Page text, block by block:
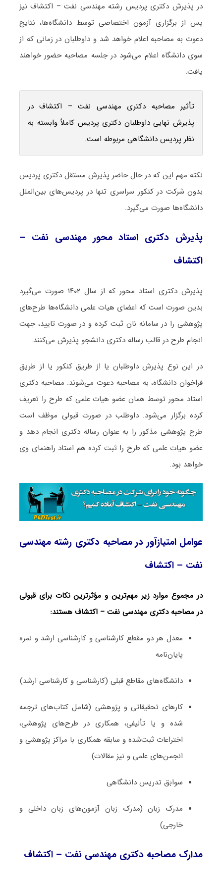
در پذیرش دکتری پردیس رشته مهندسی نفت – اکتشاف نیز
پس از برگزاری آزمون اختصاصی توسط دانشگاه‌ها، نتایج
دعوت به مصاحبه اعلام خواهد شد و داوطلبان در زمانی که از
سوی دانشگاه اعلام می‌شود در جلسه مصاحبه حضور خواهند
یافت.
تأثیر مصاحبه دکتری مهندسی نفت – اکتشاف در
پذیرش نهایی داوطلبان دکتری پردیس کاملاً وابسته به
نظر پردیس دانشگاهی مربوطه است.
نکته مهم این که در حال حاضر پذیرش مستقل دکتری پردیس
بدون شرکت در کنکور سراسری تنها در پردیس‌های بین‌الملل
دانشگاه‌ها صورت می‌گیرد.
پذیرش دکتری استاد محور مهندسی نفت –
اکتشاف
پذیرش دکتری استاد محور که از سال ۱۴۰۲ صورت می‌گیرد
بدین صورت است که اعضای هیات علمی دانشگاه‌ها طرح‌های
پژوهشی را در سامانه نان ثبت کرده و در صورت تایید، جهت
انجام طرح در قالب رساله دکتری دانشجو پذیرش می‌کنند.
در این نوع پذیرش داوطلبان یا از طریق کنکور یا از طریق
فراخوان دانشگاه، به مصاحبه دعوت می‌شوند. مصاحبه دکتری
استاد محور توسط همان عضو هیات علمی که طرح را تعریف
کرده برگزار می‌شود. داوطلب در صورت قبولی موظف است
طرح پژوهشی مذکور را به عنوان رساله دکتری انجام دهد و
عضو هیات علمی که طرح را ثبت کرده هم استاد راهنمای وی
خواهد بود.
عوامل امتیازآور در مصاحبه دکتری رشته مهندسی
نفت – اکتشاف
در مجموع موارد زیر مهم‌ترین و مؤثرترین نکات برای قبولی
در مصاحبه دکتری مهندسی نفت – اکتشاف هستند:
معدل هر دو مقطع کارشناسی و کارشناسی ارشد و نمره
پایان‌نامه
دانشگاه‌های مقاطع قبلی (کارشناسی و کارشناسی ارشد)
کارهای تحقیقاتی و پژوهشی (شامل کتاب‌های ترجمه­‌
شده و یا تألیفی، همکاری در طرح‌های پژوهشی،
اختراعات ثبت‌­شده و سابقه همکاری با مراکز پژوهشی و
انجمن‌های علمی و نیز مقالات)
سوابق تدریس دانشگاهی
مدرک زبان (مدرک زبان آزمون‌های زبان داخلی و
خارجی)
مدارک مصاحبه دکتری مهندسی نفت – اکتشاف